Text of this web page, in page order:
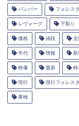
バンパー フォレス
レヴォーグ 下取り
価格 値段 全
年代 情報 新
映像 最新 柿
現行 現行フォレス
車検